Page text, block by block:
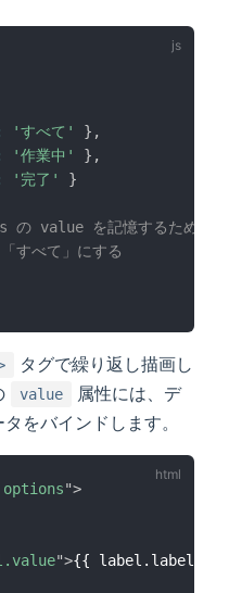
'すべて' } ,
'作業中' } ,
'完了'
}
value を記憶するためのデ
すべて」にする
タグで繰り返し描画し
value
属性には、デ
タをバインドします。
">
">